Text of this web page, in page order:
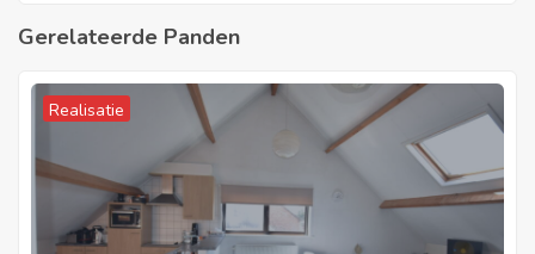
Gerelateerde Panden
Realisatie